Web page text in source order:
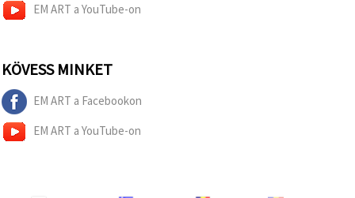
EM ART a YouTube-on
KÖVESS MINKET
EM ART a Facebookon
EM ART a YouTube-on